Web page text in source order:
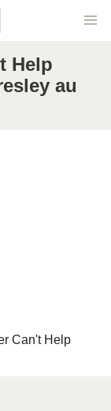
Help
au
Can't Help